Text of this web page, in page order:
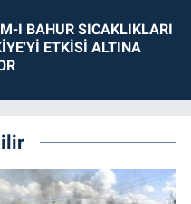
I BAHUR SICAKLIKLARI
ETKİSİ ALTINA